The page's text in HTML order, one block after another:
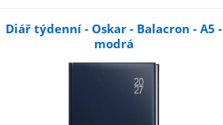
Diář týdenní - Oskar - Balacron - A5 -
modrá